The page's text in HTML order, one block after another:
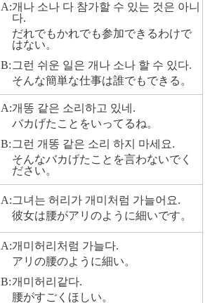
A:개나 소나 다 참가할 수 있는 것은 아니
다.
だれでもかれでも参加できるわけで
はない。
B: 그런 쉬운 일은 개나 소나 할 수 있다.
そんな簡単な仕事は誰でもできる。
A:개똥 같은 소리하고 있네.
バカげたことをいってるね。
B: 그런 개똥 같은 소리 하지 마세요.
そんなバカげたことを言わないでく
ださい。
A:그녀는 허리가 개미처럼 가늘어요.
彼女は腰がアリのように細いです。
A:개미허리처럼 가늘다.
アリの腰のように細い。
B:개미허리같다.
腰がすごくほしい。